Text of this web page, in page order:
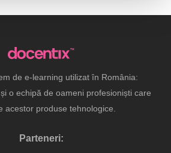
de e-learning utilizat în România:
o echipă de oameni profesioniști care
acestor produse tehnologice.
Parteneri: